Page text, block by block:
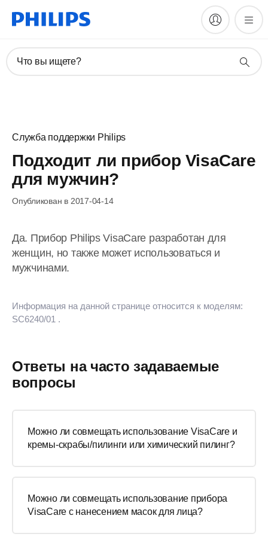
Что вы ищете?
Служба поддержки Philips
Подходит ли прибор VisaCare
для мужчин?
Опубликован в 2017-04-14
Да. Прибор Philips VisaCare разработан для
женщин, но также может использоваться и
мужчинами.
Информация на данной странице относится к моделям:
SC6240/01 .
Ответы на часто задаваемые
вопросы
Можно ли совмещать использование VisaCare и
кремы-скрабы/пилинги или химический пилинг?
Можно ли совмещать использование прибора
VisaCare с нанесением масок для лица?